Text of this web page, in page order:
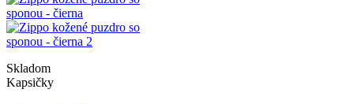
Skladom
Kapsičky